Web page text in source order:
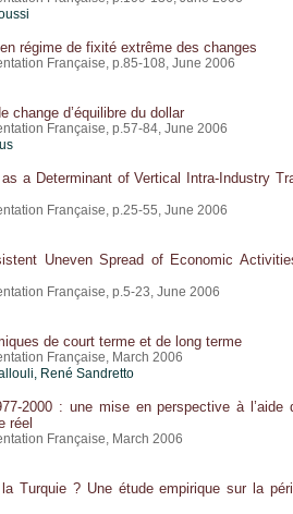
régime de fixité extrême des changes
Française, p.85-108, June 2006
change d’équilibre du dollar
Française, p.57-84, June 2006
a Determinant of Vertical Intra-Industry
Française, p.25-55, June 2006
Uneven Spread of Economic
Française, p.5-23, June 2006
de court terme et de long terme
Française, March 2006
René Sandretto
2000 : une mise en perspective à l’aide
réel
Française, March 2006
Turquie ? Une étude empirique sur la